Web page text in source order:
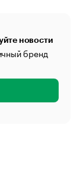
новости
бренд